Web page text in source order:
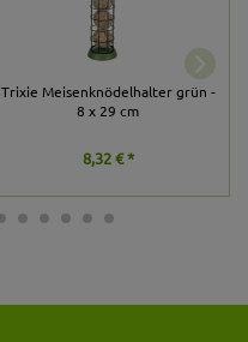
Trixie Meisenknödelhalter grün -
8 x 29 cm
8,32 € *